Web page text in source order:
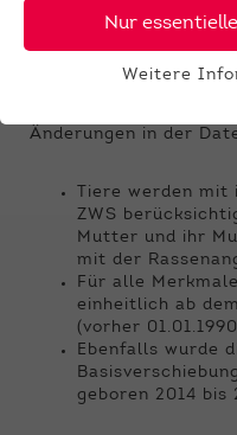
Apoll P und Power
Änderungen in der
Tiere werden mit
ZWS
Mutter und ihr
mit der
Für alle
einheitlich ab
(vorher
Ebenfalls wurde
geboren 2014 bis
Nur
Funktionen der
funktioniert.
Name
Anbieter Qnetics
Laufzeit 1 Jahr
Zweck Cookie
Cookie-
Externe Inhalte
Wir verwenden auf
Inhalte, um Ihnen
anzubieten.
Weitere